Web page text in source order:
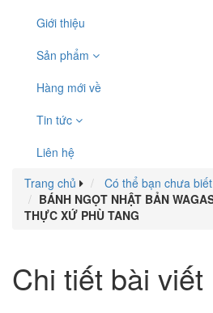
Giới thiệu
Sản phẩm
Hàng mới về
Tin tức
Liên hệ
Trang chủ
Có thể bạn chưa biết
BÁNH NGỌT NHẬT BẢN
THỰC XỨ PHÙ TANG
Chi tiết bài viết